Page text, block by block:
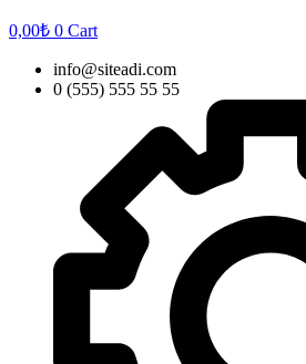
0,00₺ 0 Cart
info@siteadi.com
0 (555) 555 55 55